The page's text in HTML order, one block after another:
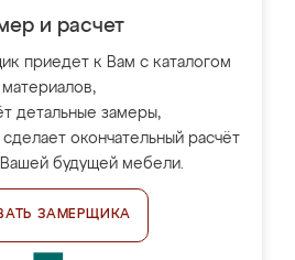
и расчет
приедет к Вам с каталогом
материалов,
детальные замеры,
окончательный расчёт
будущей мебели.
ЗАМЕРЩИКА